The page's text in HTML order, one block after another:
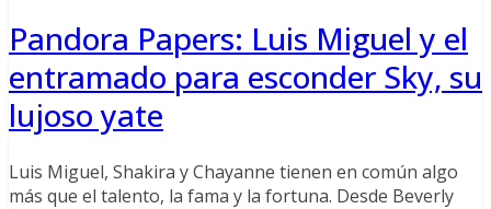
Pandora Papers: Luis Miguel y el
entramado para esconder Sky, su
lujoso yate
Luis Miguel, Shakira y Chayanne tienen en común algo
más que el talento, la fama y la fortuna. Desde Beverly